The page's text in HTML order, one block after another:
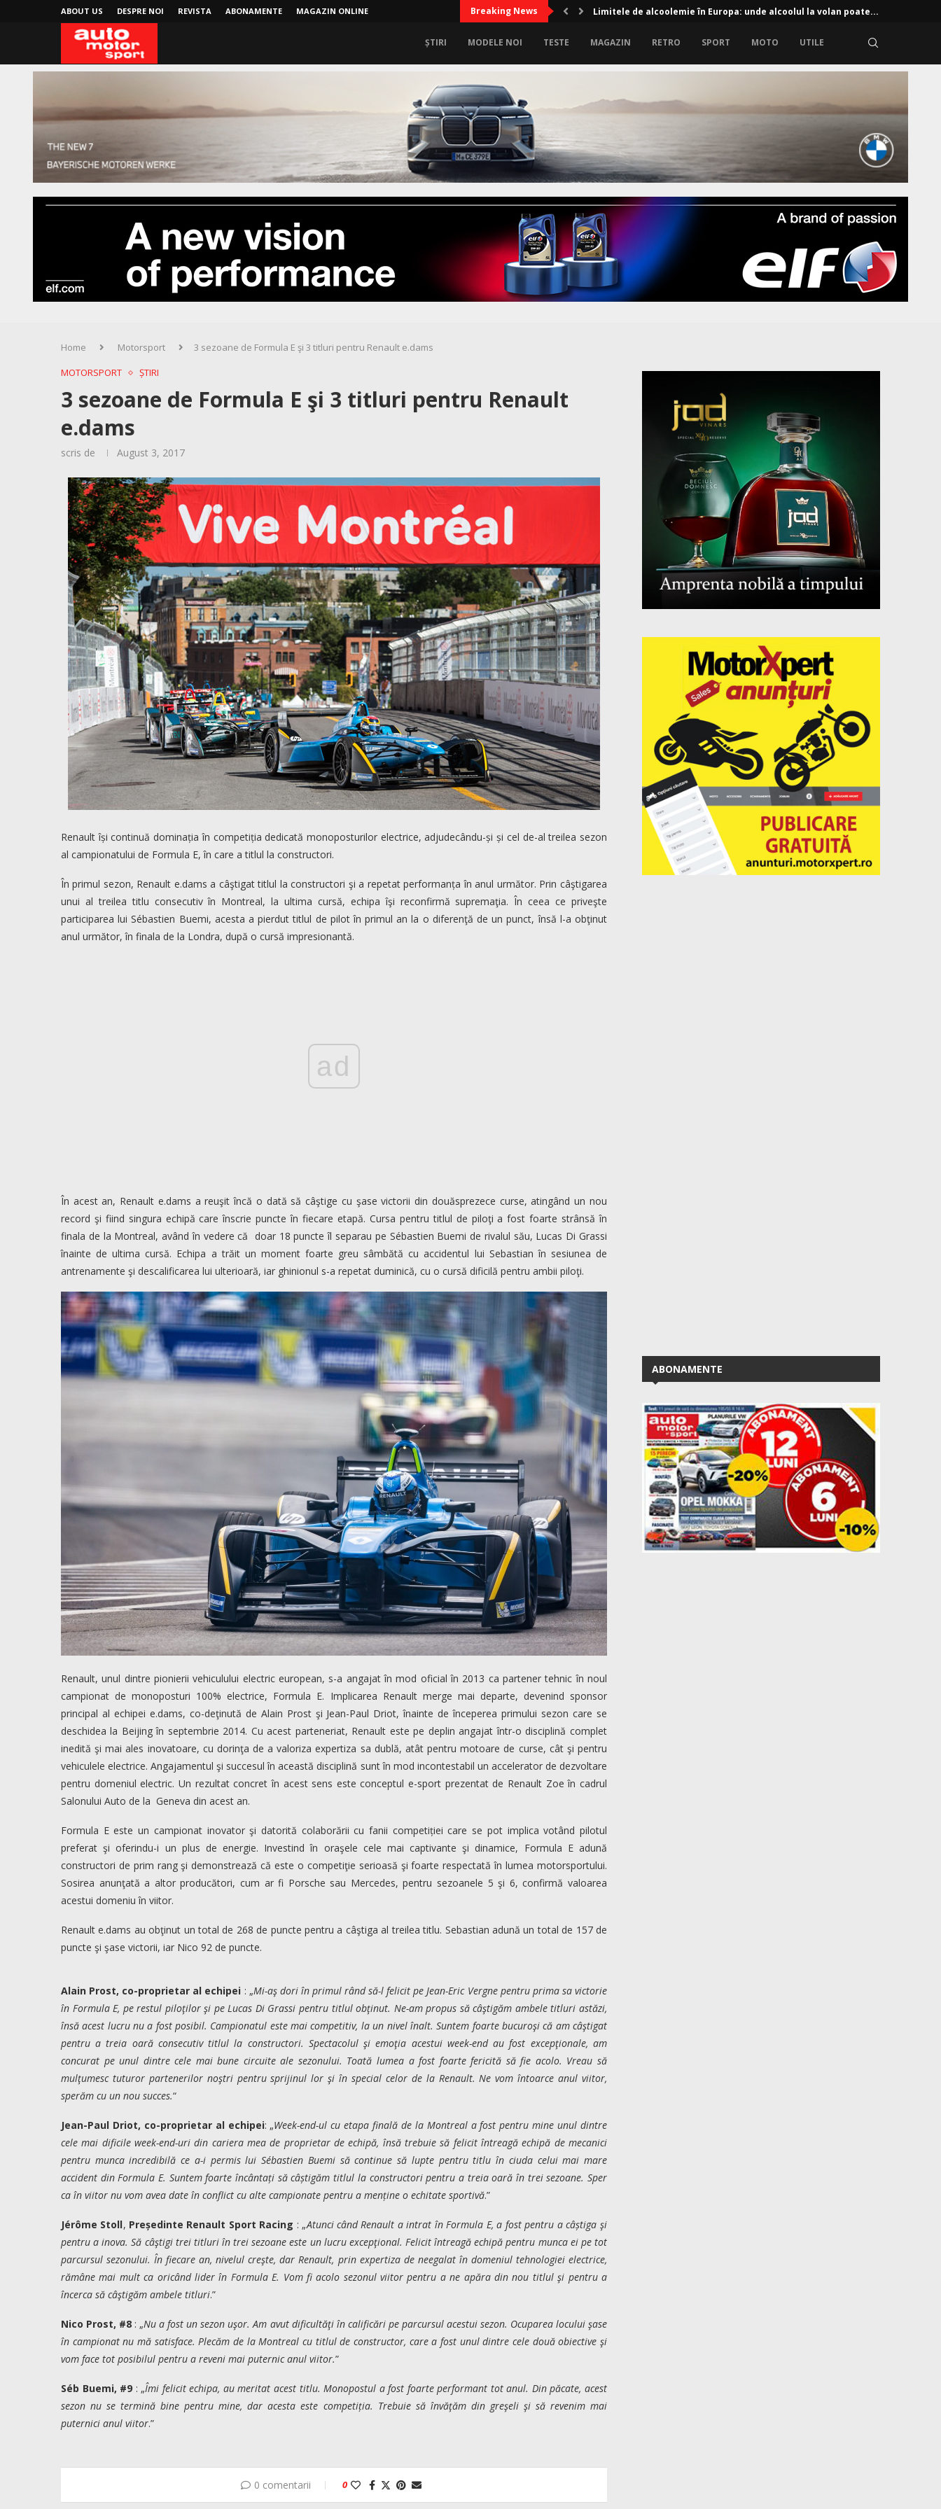
ABOUT US DESPRE NOI REVISTA ABONAMENTE MAGAZIN ONLINE Breaking News Limitele de alcoolemie în Europa: unde alcoolul la volan poate...
ȘTIRI MODELE NOI TESTE MAGAZIN RETRO SPORT MOTO UTILE
Home Motorsport
3 sezoane de Formula E şi 3 titluri pentru Renault e.dams
MOTORSPORT
ȘTIRI
3 sezoane de Formula E şi 3 titluri pentru Renault
e.dams
scris de August 3, 2017
Renault își continuă dominația în competiția dedicată monoposturilor electrice, adjudecându-și și cel de-al treilea sezon
al campionatului de Formula E, în care a titlul la constructori.
În primul sezon, Renault e.dams a câştigat titlul la constructori şi a repetat performanța în anul următor. Prin câştigarea
unui al treilea titlu consecutiv în Montreal, la ultima cursă, echipa îşi reconfirmă supremaţia. În ceea ce priveşte
participarea lui Sébastien Buemi, acesta a pierdut titlul de pilot în primul an la o diferenţă de un punct, însă l-a obţinut
anul următor, în finala de la Londra, după o cursă impresionantă.
ad
În acest an, Renault e.dams a reuşit încă o dată să câştige cu şase victorii din douăsprezece curse, atingând un nou
record şi fiind singura echipă care înscrie puncte în fiecare etapă. Cursa pentru titlul de piloţi a fost foarte strânsă în
finala de la Montreal, având în vedere că doar 18 puncte îl separau pe Sébastien Buemi de rivalul său, Lucas Di Grassi
înainte de ultima cursă. Echipa a trăit un moment foarte greu sâmbătă cu accidentul lui Sebastian în sesiunea de
antrenamente şi descalificarea lui ulterioară, iar ghinionul s-a repetat duminică, cu o cursă dificilă pentru ambii piloţi.
Renault, unul dintre pionierii vehiculului electric european, s-a angajat în mod oficial în 2013 ca partener tehnic în noul
campionat de monoposturi 100% electrice, Formula E. Implicarea Renault merge mai departe, devenind sponsor
principal al echipei e.dams, co-deţinută de Alain Prost şi Jean-Paul Driot, înainte de începerea primului sezon care se
deschidea la Beijing în septembrie 2014. Cu acest parteneriat, Renault este pe deplin angajat într-o disciplină complet
inedită şi mai ales inovatoare, cu dorinţa de a valoriza expertiza sa dublă, atât pentru motoare de curse, cât şi pentru
vehiculele electrice. Angajamentul şi succesul în această disciplină sunt în mod incontestabil un accelerator de dezvoltare
pentru domeniul electric. Un rezultat concret în acest sens este conceptul e-sport prezentat de Renault Zoe în cadrul
Salonului Auto de la Geneva din acest an.
Formula E este un campionat inovator şi datorită colaborării cu fanii competiției care se pot implica votând pilotul
preferat şi oferindu-i un plus de energie. Investind în oraşele cele mai captivante şi dinamice, Formula E adună
constructori de prim rang şi demonstrează că este o competiţie serioasă şi foarte respectată în lumea motorsportului.
Sosirea anunţată a altor producători, cum ar fi Porsche sau Mercedes, pentru sezoanele 5 şi 6, confirmă valoarea
acestui domeniu în viitor.
Renault e.dams au obţinut un total de 268 de puncte pentru a câştiga al treilea titlu. Sebastian adună un total de 157 de
puncte şi şase victorii, iar Nico 92 de puncte.
Alain Prost, co-proprietar al echipei : „Mi-aş dori în primul rând să-l felicit pe Jean-Eric Vergne pentru prima sa victorie
în Formula E, pe restul piloţilor şi pe Lucas Di Grassi pentru titlul obţinut. Ne-am propus să câştigăm ambele titluri astăzi,
însă acest lucru nu a fost posibil. Campionatul este mai competitiv, la un nivel înalt. Suntem foarte bucuroşi că am câştigat
pentru a treia oară consecutiv titlul la constructori. Spectacolul şi emoţia acestui week-end au fost excepţionale, am
concurat pe unul dintre cele mai bune circuite ale sezonului. Toată lumea a fost foarte fericită să fie acolo. Vreau să
mulţumesc tuturor partenerilor noştri pentru sprijinul lor şi în special celor de la Renault. Ne vom întoarce anul viitor,
sperăm cu un nou succes.“
Jean-Paul Driot, co-proprietar al echipei: „Week-end-ul cu etapa finală de la Montreal a fost pentru mine unul dintre
cele mai dificile week-end-uri din cariera mea de proprietar de echipă, însă trebuie să felicit întreagă echipă de mecanici
pentru munca incredibilă ce a-i permis lui Sébastien Buemi să continue să lupte pentru titlu în ciuda celui mai mare
accident din Formula E. Suntem foarte încântați să câștigăm titlul la constructori pentru a treia oară în trei sezoane. Sper
ca în viitor nu vom avea date în conflict cu alte campionate pentru a menține o echitate sportivă.”
Jérôme Stoll, Președinte Renault Sport Racing : „Atunci când Renault a intrat în Formula E, a fost pentru a câștiga şi
pentru a inova. Să câştigi trei titluri în trei sezoane este un lucru excepţional. Felicit întreagă echipă pentru munca ei pe tot
parcursul sezonului. În fiecare an, nivelul creşte, dar Renault, prin expertiza de neegalat în domeniul tehnologiei electrice,
rămâne mai mult ca oricând lider în Formula E. Vom fi acolo sezonul viitor pentru a ne apăra din nou titlul şi pentru a
încerca să câştigăm ambele titluri.”
Nico Prost, #8 : „Nu a fost un sezon uşor. Am avut dificultăţi în calificări pe parcursul acestui sezon. Ocuparea locului şase
în campionat nu mă satisface. Plecăm de la Montreal cu titlul de constructor, care a fost unul dintre cele două obiective şi
vom face tot posibilul pentru a reveni mai puternic anul viitor.”
Séb Buemi, #9 : „Îmi felicit echipa, au meritat acest titlu. Monopostul a fost foarte performant tot anul. Din păcate, acest
sezon nu se termină bine pentru mine, dar acesta este competiția. Trebuie să învăţăm din greşeli şi să revenim mai
puternici anul viitor.”
0 comentarii 0
ABONAMENTE